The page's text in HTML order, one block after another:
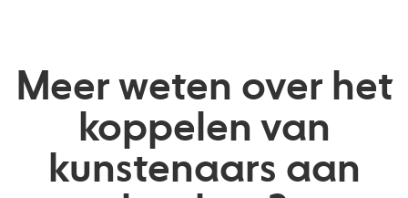
Meer weten over het
koppelen van
kunstenaars aan